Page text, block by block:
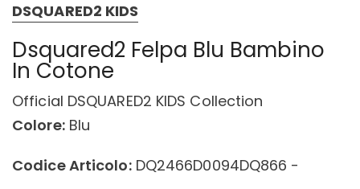
DSQUARED2 KIDS
Dsquared2 Felpa Blu Bambino
In Cotone
Official DSQUARED2 KIDS Collection
Colore:Blu
Codice Articolo:DQ2466D0094DQ866 -